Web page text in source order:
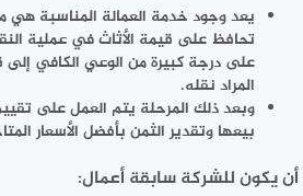
يعد وجود خدمة العمالة المناسبة هي
تحافظ على قيمة الأثاث في عملية
على درجة كبيرة من الوعي الكافي إلى
المراد نقله.
وبعد ذلك المرحلة يتم العمل على
بيعها وتقدير الثمن بأفضل الأسعار
أن يكون للشركة سابقة أعمال: